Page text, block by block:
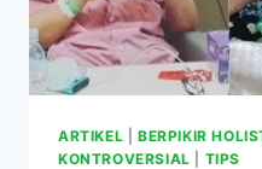
ARTIKEL BERPIKIR
KONTROVERSIAL
TIPS